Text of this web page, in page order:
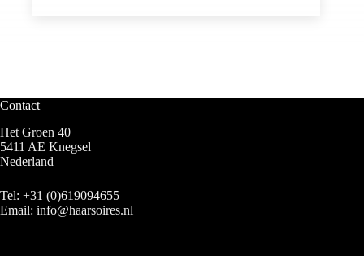
Contact
Het Groen 40
5411 AE Knegsel
Nederland
Tel: +31 (0)619094655
Email: info@haarsoires.nl